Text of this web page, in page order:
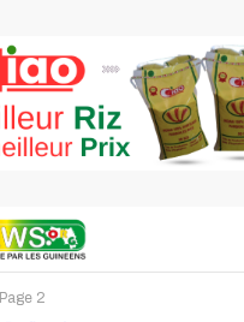
Page 2